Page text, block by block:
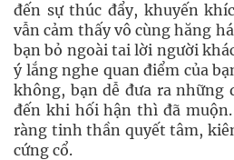
đến sự thúc đẩy, khuyến
vẫn cảm thấy vô cùng hăng
bạn bỏ ngoài tai lời người
ý lắng nghe quan điểm của
không, bạn dễ đưa ra những
đến khi hối hận thì đã
ràng tinh thần quyết tâm,
cứng cổ.